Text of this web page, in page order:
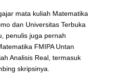
mata kuliah Matematika
dan Universitas Terbuka
penulis juga pernah
FMIPA Untan
Analisis Real, termasuk
skripsinya.